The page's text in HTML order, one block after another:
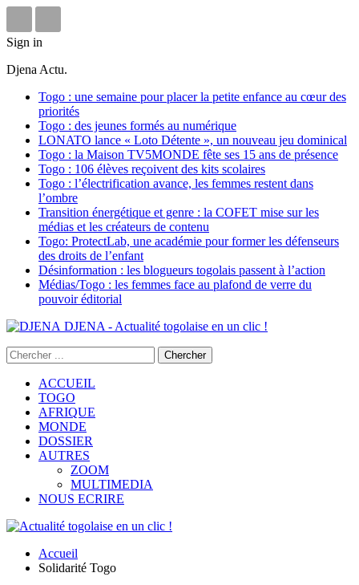
Sign in
Djena Actu.
Togo : une semaine pour placer la petite enfance au cœur des
priorités
Togo : des jeunes formés au numérique
LONATO lance « Loto Détente », un nouveau jeu dominical
Togo : la Maison TV5MONDE fête ses 15 ans de présence
Togo : 106 élèves reçoivent des kits scolaires
Togo : l’électrification avance, les femmes restent dans
l’ombre
Transition énergétique et genre : la COFET mise sur les
médias et les créateurs de contenu
Togo: ProtectLab, une académie pour former les défenseurs
des droits de l’enfant
Désinformation : les blogueurs togolais passent à l’action
Médias/Togo : les femmes face au plafond de verre du
pouvoir éditorial
DJENA - Actualité togolaise en un clic !
ACCUEIL
TOGO
AFRIQUE
MONDE
DOSSIER
AUTRES
ZOOM
MULTIMEDIA
NOUS ECRIRE
Accueil
Solidarité Togo